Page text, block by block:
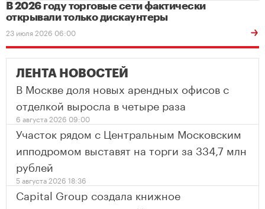
В 2026 году торговые сети фактически
открывали только дискаунтеры
23 июля 2026 06:00
ЛЕНТА НОВОСТЕЙ
В Москве доля новых арендных офисов с
отделкой выросла в четыре раза
6 августа 2026 09:00
Участок рядом с Центральным Московским
ипподромом выставят на торги за 334,7 млн
рублей
5 августа 2026 18:36
Capital Group создала книжное